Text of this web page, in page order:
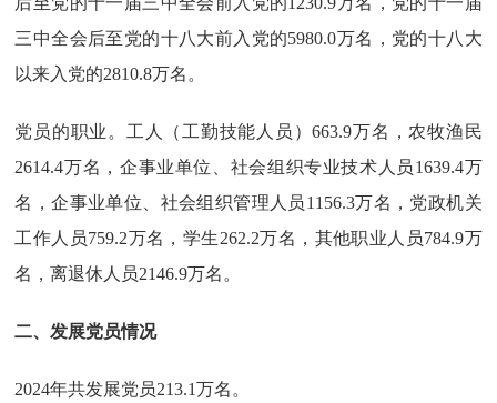
三中全会后至党的十八大前入党的5980.0万名，党的十八大
以来入党的2810.8万名。
党员的职业。工人（工勤技能人员）663.9万名，农牧渔民
2614.4万名，企事业单位、社会组织专业技术人员1639.4万
名，企事业单位、社会组织管理人员1156.3万名，党政机关
工作人员759.2万名，学生262.2万名，其他职业人员784.9万
名，离退休人员2146.9万名。
二、发展党员情况
2024年共发展党员213.1万名。